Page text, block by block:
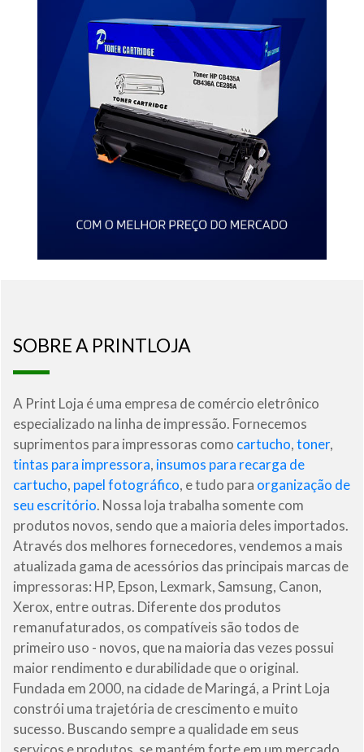
SOBRE A PRINTLOJA
A Print Loja é uma empresa de comércio eletrônico
especializado na linha de impressão. Fornecemos
suprimentos para impressoras como cartucho,toner,
tintas para impressora, insumos para recarga de
cartucho, papel fotográfico, e tudo para organização de
seu escritório. Nossa loja trabalha somente com
produtos novos, sendo que a maioria deles importados.
Através dos melhores fornecedores, vendemos a mais
atualizada gama de acessórios das principais marcas de
impressoras: HP, Epson, Lexmark, Samsung, Canon,
Xerox, entre outras. Diferente dos produtos
remanufaturados, os compatíveis são todos de
primeiro uso - novos, que na maioria das vezes possui
maior rendimento e durabilidade que o original.
Fundada em 2000, na cidade de Maringá, a Print Loja
constrói uma trajetória de crescimento e muito
sucesso. Buscando sempre a qualidade em seus